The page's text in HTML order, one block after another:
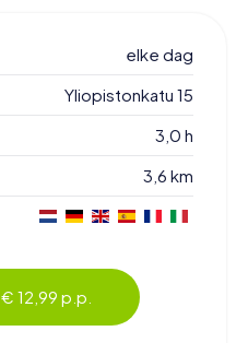
elke dag
Yliopistonkatu 15
3,0 h
3,6 km
€ 12,99 p.p.